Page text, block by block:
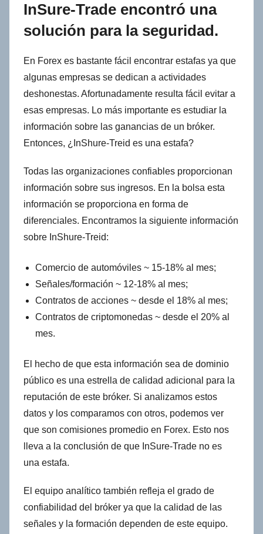
InSure-Trade encontró una
solución para la seguridad.
En Forex es bastante fácil encontrar estafas ya que
algunas empresas se dedican a actividades
deshonestas. Afortunadamente resulta fácil evitar a
esas empresas. Lo más importante es estudiar la
información sobre las ganancias de un bróker.
Entonces, ¿InShure-Treid es una estafa?
Todas las organizaciones confiables proporcionan
información sobre sus ingresos. En la bolsa esta
información se proporciona en forma de
diferenciales. Encontramos la siguiente información
sobre InShure-Treid:
Comercio de automóviles ~ 15-18% al mes;
Señales/formación ~ 12-18% al mes;
Contratos de acciones ~ desde el 18% al mes;
Contratos de criptomonedas ~ desde el 20% al
mes.
El hecho de que esta información sea de dominio
público es una estrella de calidad adicional para la
reputación de este bróker. Si analizamos estos
datos y los comparamos con otros, podemos ver
que son comisiones promedio en Forex. Esto nos
lleva a la conclusión de que InSure-Trade no es
una estafa.
El equipo analítico también refleja el grado de
confiabilidad del bróker ya que la calidad de las
señales y la formación dependen de este equipo.